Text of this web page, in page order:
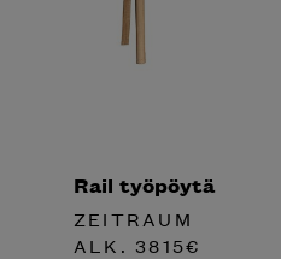
Rail työpöytä
ZEITRAUM
ALK. 3815€